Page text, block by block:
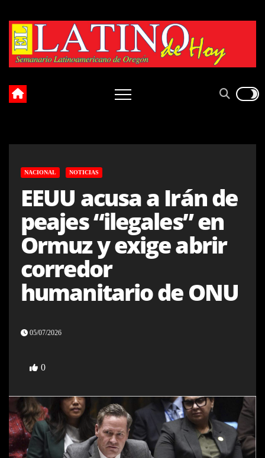
content
NACIONAL NOTICIAS
EEUU acusa a Irán de
peajes “ilegales” en
Ormuz y exige abrir
corredor
humanitario de ONU
05/07/2026
0